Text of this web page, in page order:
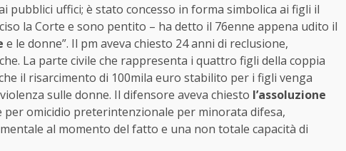
pubblici uffici; è stato concesso in forma simbolica ai figli il
la Corte e sono pentito – ha detto il 76enne appena udito il
e le donne”. Il pm aveva chiesto 24 anni di reclusione,
La parte civile che rappresenta i quattro figli della coppia
il risarcimento di 100mila euro stabilito per i figli venga
sulle donne. Il difensore aveva chiesto l’assoluzione
per omicidio preterintenzionale per minorata difesa,
al momento del fatto e una non totale capacità di